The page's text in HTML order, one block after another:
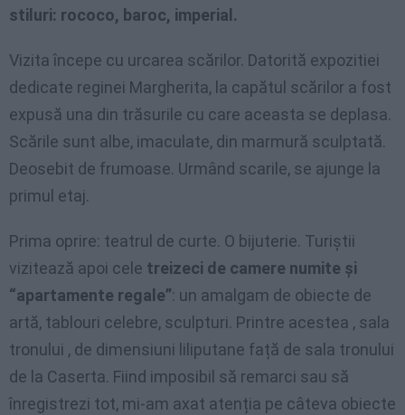
stiluri: rococo, baroc, imperial.
Vizita începe cu urcarea scărilor. Datorită expozitiei
dedicate reginei Margherita, la capătul scărilor a fost
expusă una din trăsurile cu care aceasta se deplasa.
Scările sunt albe, imaculate, din marmură sculptată.
Deosebit de frumoase. Urmând scarile, se ajunge la
primul etaj.
Prima oprire: teatrul de curte. O bijuterie. Turiştii
vizitează apoi cele treizeci de camere numite şi
“apartamente regale”: un amalgam de obiecte de
artă, tablouri celebre, sculpturi. Printre acestea , sala
tronului , de dimensiuni liliputane față de sala tronului
de la Caserta. Fiind imposibil să remarci sau să
înregistrezi tot, mi-am axat atenția pe câteva obiecte